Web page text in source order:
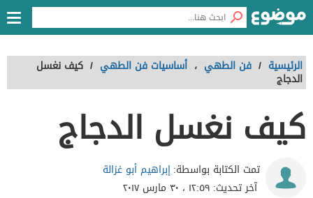
الرئيسية / فن الطهي ، أساسيات فن الطهي / كيف نغسل
الدجاج
كيف نغسل الدجاج
تمت الكتابة بواسطة:إبراهيم أبو غزالة
آخر تحديث: ١٢:٥٩ ، ٣٠ مارس ٢٠١٧